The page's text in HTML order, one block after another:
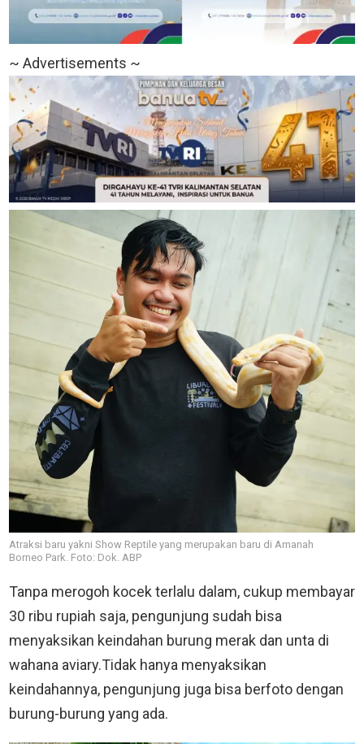
~ Advertisements ~
Atraksi baru yakni Show Reptile yang merupakan baru di Amanah
Borneo Park. Foto: Dok. ABP
Tanpa merogoh kocek terlalu dalam, cukup membayar
30 ribu rupiah saja, pengunjung sudah bisa
menyaksikan keindahan burung merak dan unta di
wahana aviary.Tidak hanya menyaksikan
keindahannya, pengunjung juga bisa berfoto dengan
burung-burung yang ada.